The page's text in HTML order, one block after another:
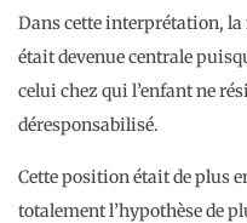
Dans cette interprétation, la
était devenue centrale
celui chez qui l’enfant ne
déresponsabilisé.
Cette position était de plus
totalement l’hypothèse de